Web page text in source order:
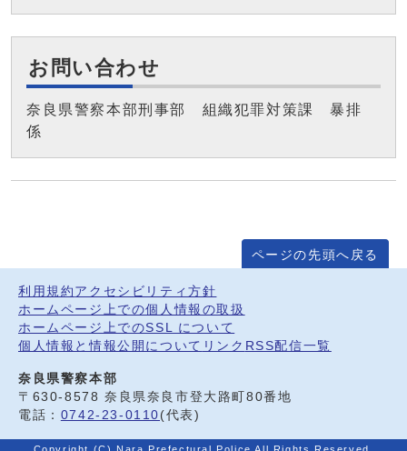
お問い合わせ
奈良県警察本部刑事部 組織犯罪対策課 暴排
係
ページの先頭へ戻る
利用規約 アクセシビリティ方針
ホームページ上での個人情報の取扱
ホームページ上でのSSL について
個人情報と情報公開について リンク RSS配信一覧
奈良県警察本部
〒630-8578 奈良県奈良市登大路町80番地
電話： 0742-23-0110 (代表)